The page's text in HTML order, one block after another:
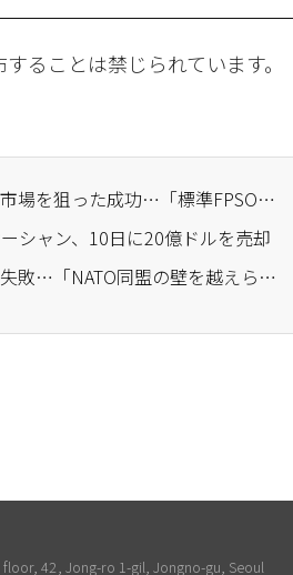
ることは禁じられています。
· ハンファオーシャン、南米・西アフリカ市場を狙った成功…「標準FPSO」ポートフォリオを構築
シャン、10日に20億ドルを売却
· ハンファオーシャン、カナダ潜水艦受注失敗…「NATO同盟の壁を越えられなかった」
42, Jong-ro 1-gil, Jongno-gu, Seoul